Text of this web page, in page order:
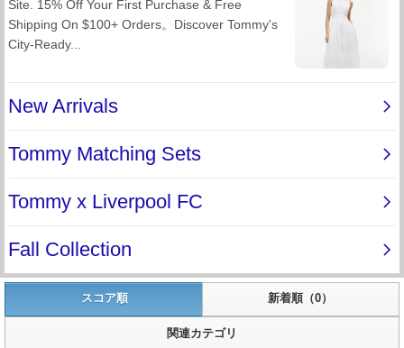
スコア順 新着順（0）
関連カテゴリ